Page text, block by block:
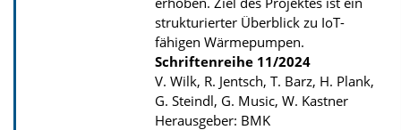
strukturierter Überblick zu IoT-
fähigen Wärmepumpen.
Schriftenreihe 11/2024
V. Wilk, R. Jentsch, T. Barz, H. Plank,
G. Steindl, G. Music, W. Kastner
Herausgeber: BMK